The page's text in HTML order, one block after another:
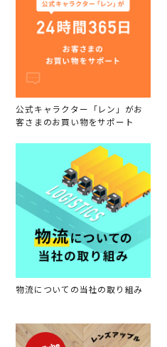
公式キャラクター「レン」がお
客さまのお買い物をサポート
物流についての当社の取り組み